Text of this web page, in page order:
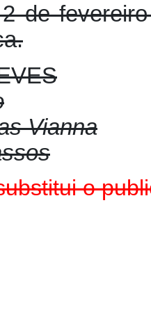
de
Vianna
o